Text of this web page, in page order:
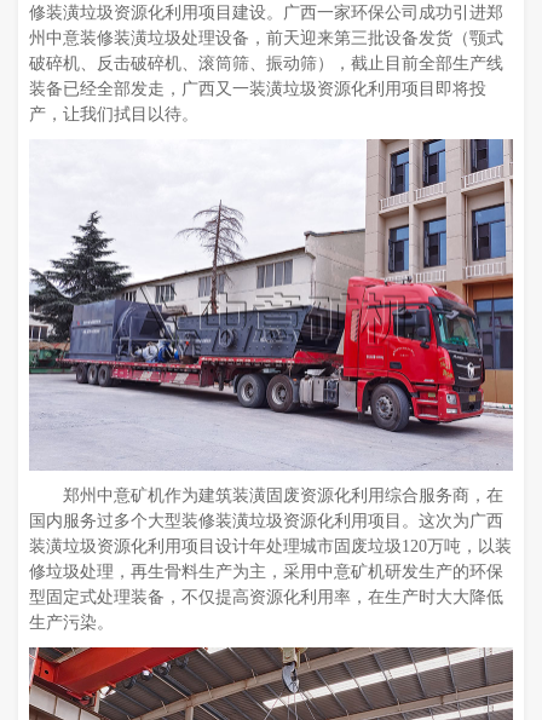
修装潢垃圾资源化利用项目建设。广西一家环保公司成功引进郑
州中意装修装潢垃圾处理设备，前天迎来第三批设备发货（颚式
破碎机、反击破碎机、滚筒筛、振动筛），截止目前全部生产线
装备已经全部发走，广西又一装潢垃圾资源化利用项目即将投
产，让我们拭目以待。
郑州中意矿机作为建筑装潢固废资源化利用综合服务商，在
国内服务过多个大型装修装潢垃圾资源化利用项目。这次为广西
装潢垃圾资源化利用项目设计年处理城市固废垃圾120万吨，以装
修垃圾处理，再生骨料生产为主，采用中意矿机研发生产的环保
型固定式处理装备，不仅提高资源化利用率，在生产时大大降低
生产污染。